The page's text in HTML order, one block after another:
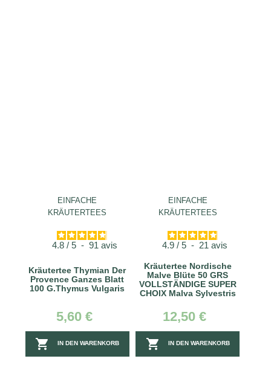
EINFACHE
KRÄUTERTEES
4.8 / 5 - 91 avis
Kräutertee Thymian Der
Provence Ganzes Blatt
100 G.Thymus Vulgaris
5,60 €
 IN DEN WARENKORB
EINFACHE
KRÄUTERTEES
4.9 / 5 - 21 avis
Kräutertee Nordische
Malve Blüte 50 GRS
VOLLSTÄNDIGE SUPER
CHOIX Malva Sylvestris
12,50 €
 IN DEN WARENKORB